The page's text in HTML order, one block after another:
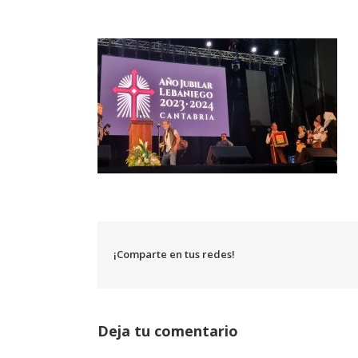
¡Comparte en tus redes!
Deja tu comentario